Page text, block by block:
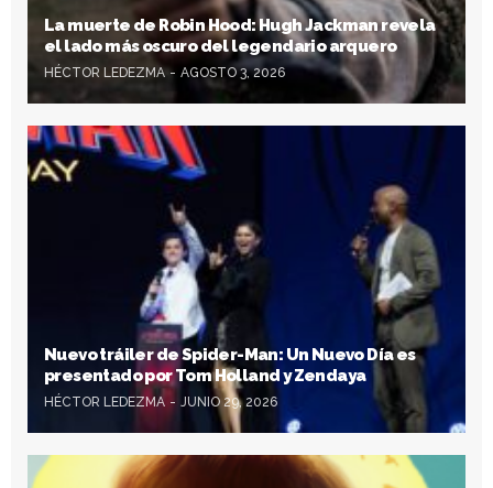
La muerte de Robin Hood: Hugh Jackman revela
el lado más oscuro del legendario arquero
HÉCTOR LEDEZMA AGOSTO 3, 2026
Nuevo tráiler de Spider-Man: Un Nuevo Día es
presentado por Tom Holland y Zendaya
HÉCTOR LEDEZMA JUNIO 29, 2026